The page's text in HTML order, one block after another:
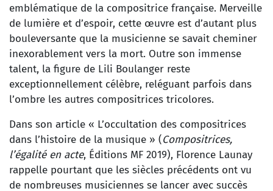
emblématique de la compositrice française. Merveille
de lumière et d’espoir, cette œuvre est d’autant plus
bouleversante que la musicienne se savait cheminer
inexorablement vers la mort. Outre son immense
talent, la figure de Lili Boulanger reste
exceptionnellement célèbre, reléguant parfois dans
l’ombre les autres compositrices tricolores.
Dans son article « L’occultation des compositrices
dans l’histoire de la musique » (Compositrices,
l’égalité en acte, Éditions MF 2019), Florence Launay
rappelle pourtant que les siècles précédents ont vu
de nombreuses musiciennes se lancer avec succès